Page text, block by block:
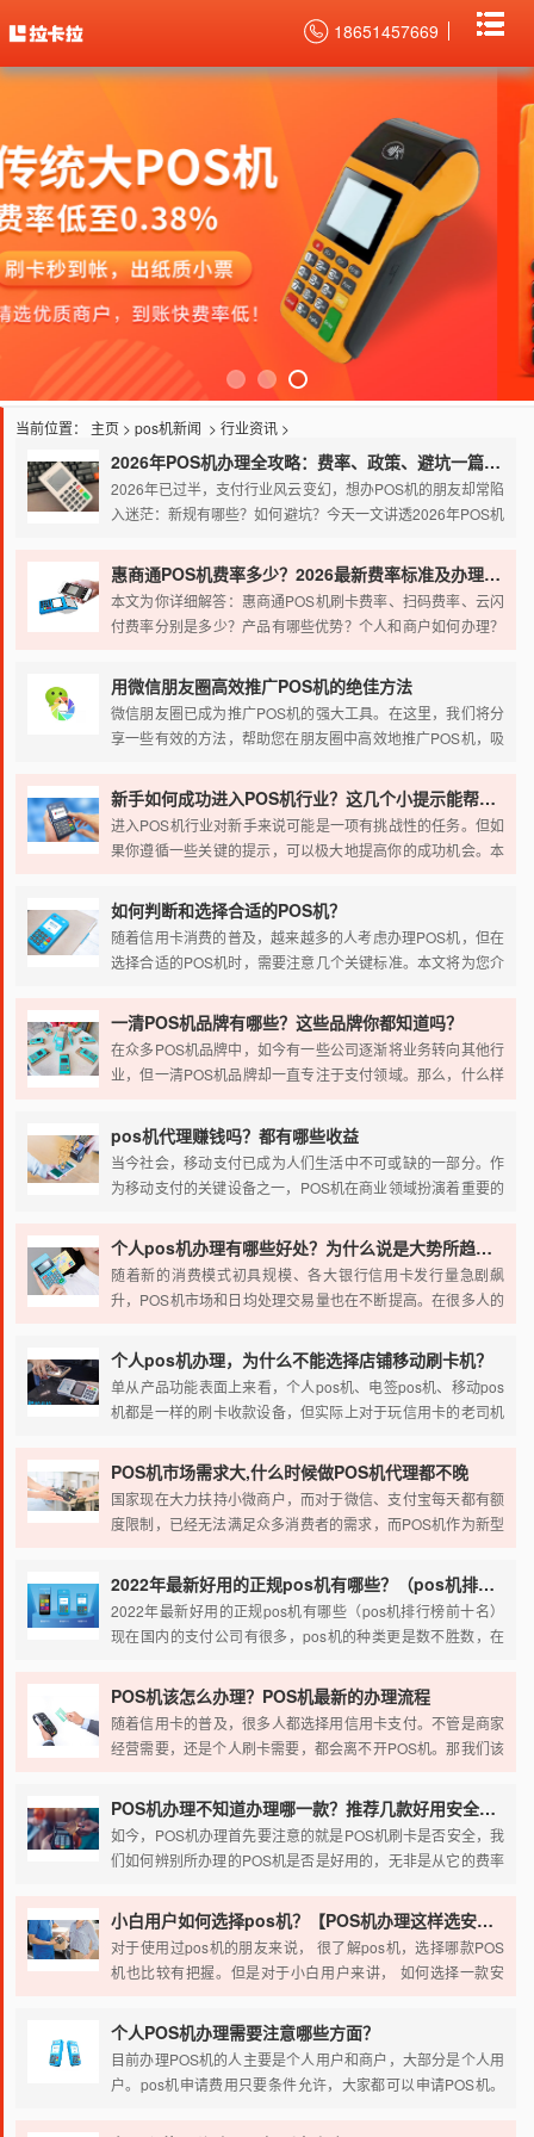
18651457669
当前位置： 主页 > pos机新闻 > 行业资讯 >
2026年POS机办理全攻略：费率、政策、避坑一篇讲清
2026年已过半，支付行业风云变幻，想办POS机的朋友却常陷
入迷茫：新规有哪些？如何避坑？今天一文讲透2026年POS机
理，安安心心使用！
惠商通POS机费率多少？2026最新费率标准及办理全攻略
本文为你详细解答：惠商通POS机刷卡费率、扫码费率、云闪
付费率分别是多少？产品有哪些优势？个人和商户如何办理？
用微信朋友圈高效推广POS机的绝佳方法
微信朋友圈已成为推广POS机的强大工具。在这里，我们将分
享一些有效的方法，帮助您在朋友圈中高效地推广POS机，吸
新手如何成功进入POS机行业？这几个小提示能帮助你！
进入POS机行业对新手来说可能是一项有挑战性的任务。但如
果你遵循一些关键的提示，可以极大地提高你的成功机会。本
的一些要点。
如何判断和选择合适的POS机？
随着信用卡消费的普及，越来越多的人考虑办理POS机，但在
选择合适的POS机时，需要注意几个关键标准。本文将为您介
机，确保资金安全并避免影响信用卡使用。现在就让我们一起
来了解吧！
一清POS机品牌有哪些？这些品牌你都知道吗？
在众多POS机品牌中，如今有一些公司逐渐将业务转向其他行
业，但一清POS机品牌却一直专注于支付领域。那么，什么样
付牌照的公司才能称为一清POS机。然而，支付牌照通常指的
是支付业务许可证，其目的是加强对非金融机构从事支付业务
的管理。
pos机代理赚钱吗？都有哪些收益
当今社会，移动支付已成为人们生活中不可或缺的一部分。作
为移动支付的关键设备之一，POS机在商业领域扮演着重要的
机代理是否能够带来可观的收益？让我们一起来揭开这个行业
的奥秘。
个人pos机办理有哪些好处？为什么说是大势所趋呢？
随着新的消费模式初具规模、各大银行信用卡发行量急剧飙
升，POS机市场和日均处理交易量也在不断提高。在很多人的
业，个人也可以办理pos机。下面小编就来告诉你个人办理
POS机的几大好处。
个人pos机办理，为什么不能选择店铺移动刷卡机？
单从产品功能表面上来看，个人pos机、电签pos机、移动pos
机都是一样的刷卡收款设备，但实际上对于玩信用卡的老司机
的，额度还能提高；使用不当，随时可能封卡降额。
POS机市场需求大,什么时候做POS机代理都不晚
国家现在大力扶持小微商户，而对于微信、支付宝每天都有额
度限制，已经无法满足众多消费者的需求，而POS机作为新型
要，那么POS机的市场需求也会越来越大，所以说做POS机代
理什么时候都不算晚。
2022年最新好用的正规pos机有哪些？（pos机排行榜前十名）
2022年最新好用的正规pos机有哪些（pos机排行榜前十名）
现在国内的支付公司有很多，pos机的种类更是数不胜数，在
蛮难的，今天小编就来给大家推荐下今年2022年比较靠谱的一
些pos机。
POS机该怎么办理？POS机最新的办理流程
随着信用卡的普及，很多人都选择用信用卡支付。不管是商家
经营需要，还是个人刷卡需要，都会离不开POS机。那我们该
POS机办理不知道办理哪一款？推荐几款好用安全的POS机
如今，POS机办理首先要注意的就是POS机刷卡是否安全，我
们如何辨别所办理的POS机是否是好用的，无非是从它的费率
是正规的一清机，下面随小编一起去看看都有哪些好用安全的
POS机。
小白用户如何选择pos机？【POS机办理这样选安全又稳定】
对于使用过pos机的朋友来说， 很了解pos机，选择哪款POS
机也比较有把握。但是对于小白用户来讲， 如何选择一款安
个人POS机办理需要注意哪些方面？
目前办理POS机的人主要是个人用户和商户，大部分是个人用
户。pos机申请费用只要条件允许，大家都可以申请POS机。